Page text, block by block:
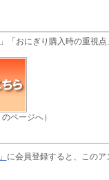
おにぎり購入時の重視点
ページへ）
に会員登録すると、この